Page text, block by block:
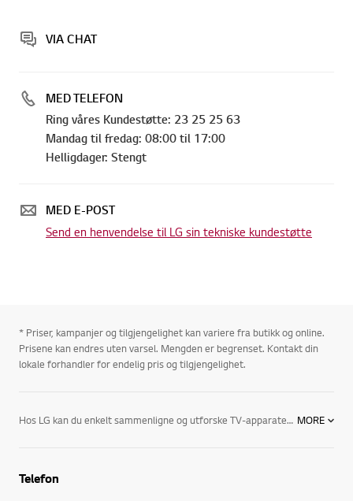
VIA CHAT
MED TELEFON
Ring våres Kundestøtte: 23 25 25 63
Mandag til fredag: 08:00 til 17:00
Helligdager: Stengt
MED E-POST
Send en henvendelse til LG sin tekniske kundestøtte
* Priser, kampanjer og tilgjengelighet kan variere fra butikk og online.
Prisene kan endres uten varsel. Mengden er begrenset. Kontakt din
lokale forhandler for endelig pris og tilgjengelighet.
Hos LG kan du enkelt sammenligne og utforske TV-apparater for å se hvilket som passer til dine ønsker eller behov.
En TV fra LG er fullspekket med den nyeste teknologien for å gi deg den best mulige lyd- og bildekvaliteten. Med et moderne design er det enkelt å integrere den i hjemmet ditt, og TV-en er flott å se på selv når den ikke brukes.
MORE
Telefon